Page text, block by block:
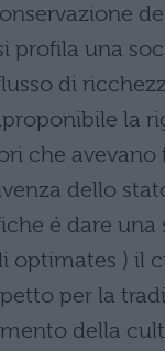
profila una
di
la
che avevano
dello
é dare una
optimates ) il
per la
della